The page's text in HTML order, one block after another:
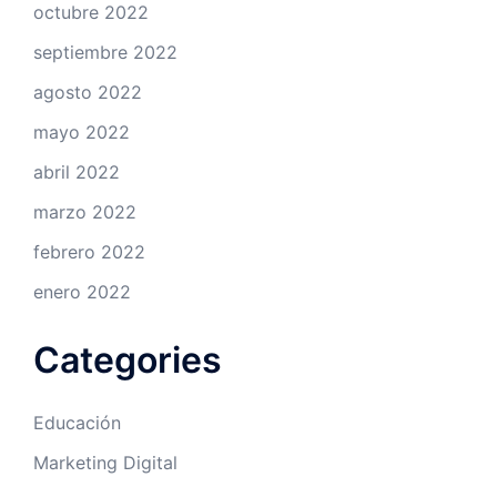
octubre 2022
septiembre 2022
agosto 2022
mayo 2022
abril 2022
marzo 2022
febrero 2022
enero 2022
Categories
Educación
Marketing Digital